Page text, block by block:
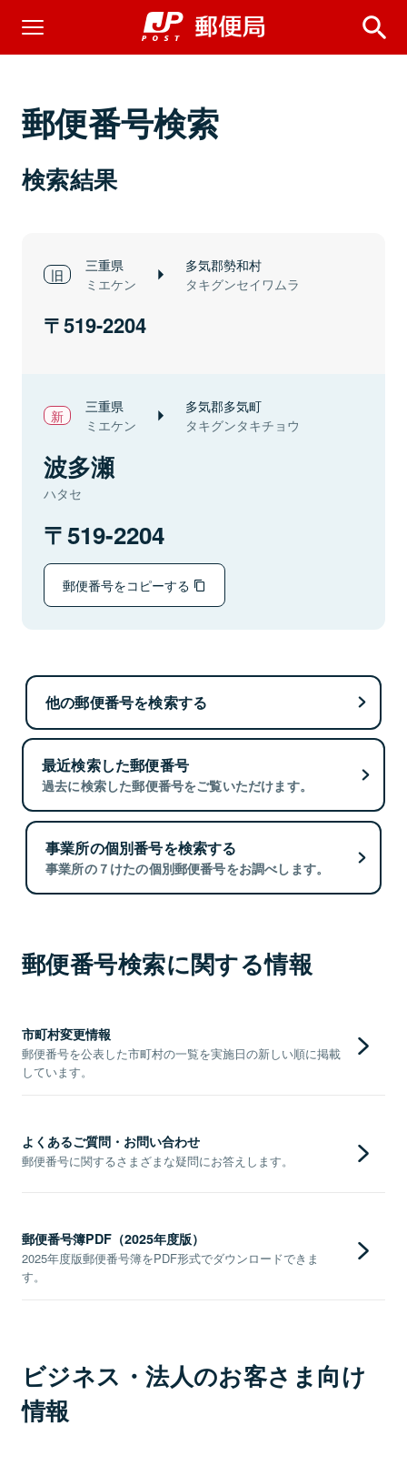
郵便番号検索
検索結果
三重県
ミエケン
多気郡勢和村
タキグンセイワムラ
519-2204
三重県
ミエケン
多気郡多気町
タキグンタキチョウ
波多瀬
ハタセ
519-2204
郵便番号をコピーする
他の郵便番号を検索する
最近検索した郵便番号
過去に検索した郵便番号をご覧いただけます。
事業所の個別番号を検索する
事業所の７けたの個別郵便番号をお調べします。
郵便番号検索に関する情報
市町村変更情報
郵便番号を公表した市町村の一覧を実施日の新しい順に掲載
しています。
よくあるご質問・お問い合わせ
郵便番号に関するさまざまな疑問にお答えします。
郵便番号簿PDF（2025年度版）
2025年度版郵便番号簿をPDF形式でダウンロードできま
す。
ビジネス・法人のお客さま向け
情報